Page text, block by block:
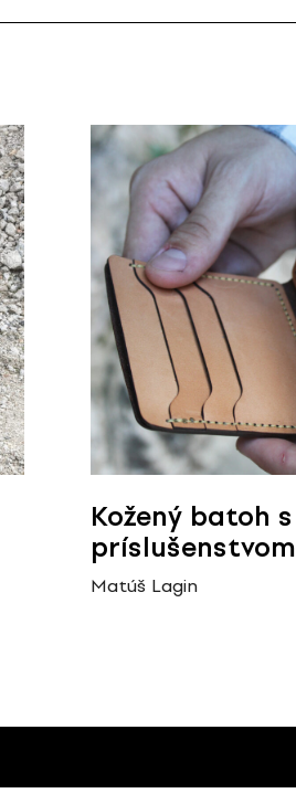
Kožený batoh s
príslušenstvom
Matúš Lagin